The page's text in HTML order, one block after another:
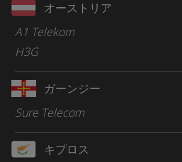
オーストリア
A1 Telekom
H3G
ガーンジー
Sure Telecom
キプロス